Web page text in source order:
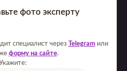
фото эксперту
специалист через Telegramили
форму на сайте.